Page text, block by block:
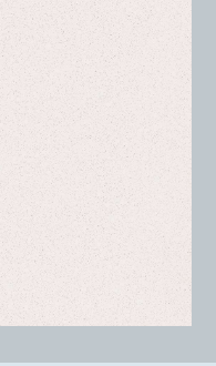
TIN SỰ KIỆN
TIN CHUYÊN MÔN